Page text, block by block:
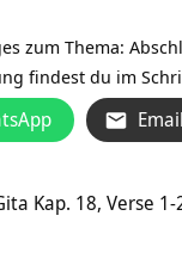
zum Thema:
findest du im
Email
Kap. 18, Verse 1-